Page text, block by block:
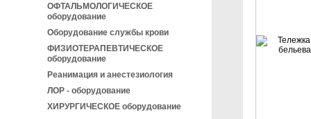
ОФТАЛЬМОЛОГИЧЕСКОЕ
оборудование
Оборудование службы крови
ФИЗИОТЕРАПЕВТИЧЕСКОЕ
оборудование
Реанимация и анестезиология
ЛОР - оборудование
ХИРУРГИЧЕСКОЕ оборудование